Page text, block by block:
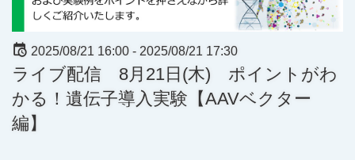
2025/08/21 16:00 - 2025/08/21 17:30
ライブ配信 8月21日(木) ポイントがわ
かる！遺伝子導入実験【AAVベクター
編】